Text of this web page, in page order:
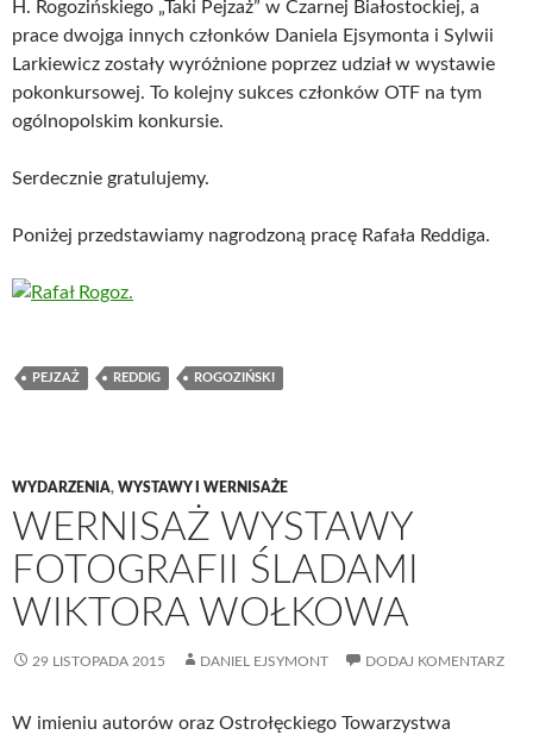
H. Rogozińskiego „Taki Pejzaż” w Czarnej Białostockiej, a
prace dwojga innych członków Daniela Ejsymonta i Sylwii
Larkiewicz zostały wyróżnione poprzez udział w wystawie
pokonkursowej. To kolejny sukces członków OTF na tym
ogólnopolskim konkursie.
Serdecznie gratulujemy.
Poniżej przedstawiamy nagrodzoną pracę Rafała Reddiga.
PEJZAŻ REDDIG ROGOZIŃSKI
WYDARZENIA, WYSTAWY I WERNISAŻE
WERNISAŻ WYSTAWY
FOTOGRAFII ŚLADAMI
WIKTORA WOŁKOWA
29 LISTOPADA 2015 DANIEL EJSYMONT DODAJ KOMENTARZ
W imieniu autorów oraz Ostrołęckiego Towarzystwa